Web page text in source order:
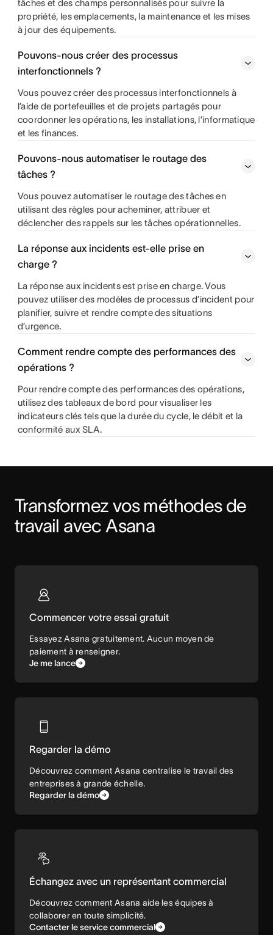
tâches et des champs personnalisés pour suivre la
propriété, les emplacements, la maintenance et les mises
à jour des équipements.
Pouvons-nous créer des processus
interfonctionnels ?
Vous pouvez créer des processus interfonctionnels à
l’aide de portefeuilles et de projets partagés pour
coordonner les opérations, les installations, l’informatique
et les finances.
Pouvons-nous automatiser le routage des
tâches ?
Vous pouvez automatiser le routage des tâches en
utilisant des règles pour acheminer, attribuer et
déclencher des rappels sur les tâches opérationnelles.
La réponse aux incidents est-elle prise en
charge ?
La réponse aux incidents est prise en charge. Vous
pouvez utiliser des modèles de processus d’incident pour
planifier, suivre et rendre compte des situations
d’urgence.
Comment rendre compte des performances des
opérations ?
Pour rendre compte des performances des opérations,
utilisez des tableaux de bord pour visualiser les
indicateurs clés tels que la durée du cycle, le débit et la
conformité aux SLA.
Transformez vos méthodes de
travail avec Asana
Commencer votre essai gratuit
Essayez Asana gratuitement. Aucun moyen de
paiement à renseigner.
Je me lance
Regarder la démo
Découvrez comment Asana centralise le travail des
entreprises à grande échelle.
Regarder la démo
Échangez avec un représentant commercial
Découvrez comment Asana aide les équipes à
collaborer en toute simplicité.
Contacter le service commercial